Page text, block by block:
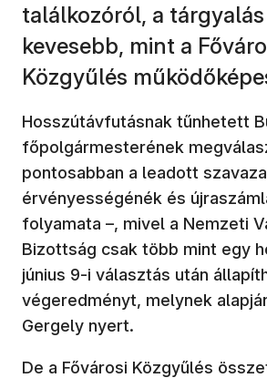
találkozóról, a
kevesebb, mint a
Közgyűlés
Hosszútávfutásnak tűnhetett
főpolgármesterének
pontosabban a leadott
érvényességénék és
folyamata –, mivel a Nemzeti
Bizottság csak több mint egy
június 9-i választás után
végeredményt, melynek
Gergely nyert.
De a Fővárosi Közgyűlés